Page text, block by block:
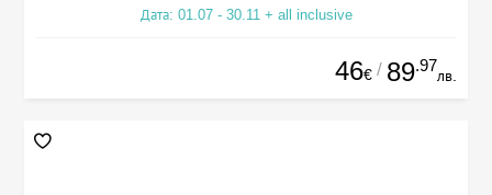
Дата: 01.07 - 30.11 + all inclusive
46€ / 89.97
лв.